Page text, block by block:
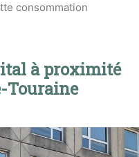
consommation
à proximité
Touraine